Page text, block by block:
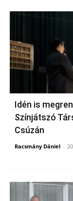
Idén is
Színjátszó
Csúzán
Racsmány Dániel -